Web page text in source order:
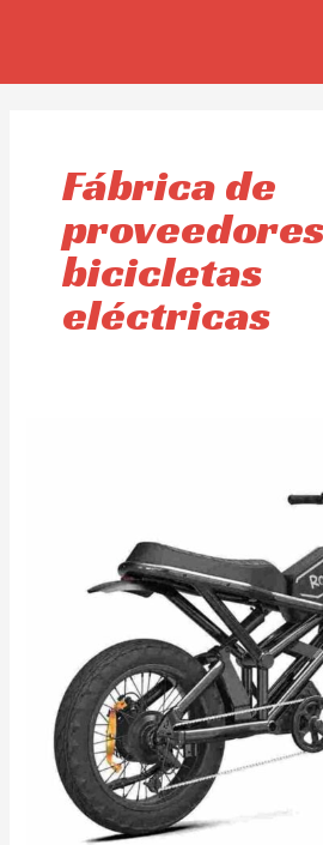
Fábrica de
bicicletas
eléctricas